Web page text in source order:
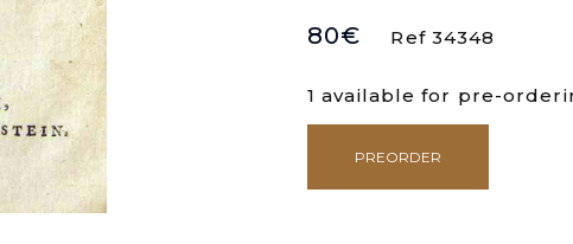
80€ Ref 34348
1 available for pre-
L'Ecole
des
PREORDER